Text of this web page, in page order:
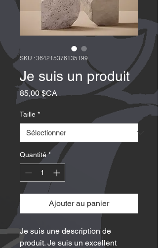
SKU : 364215376135199
Je suis un produit
85,00 $CA Prix
Taille *
Quantité *
Ajouter au panier
Je suis une description de
produit. Je suis un excellent